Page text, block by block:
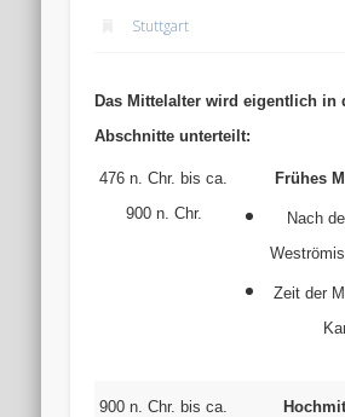
Stuttgart
Das Mittelalter wird eigentlich in
Abschnitte unterteilt:
476 n. Chr. bis ca.
900 n. Chr.
Frühes
Nach
Zeit der
900 n. Chr. bis ca.